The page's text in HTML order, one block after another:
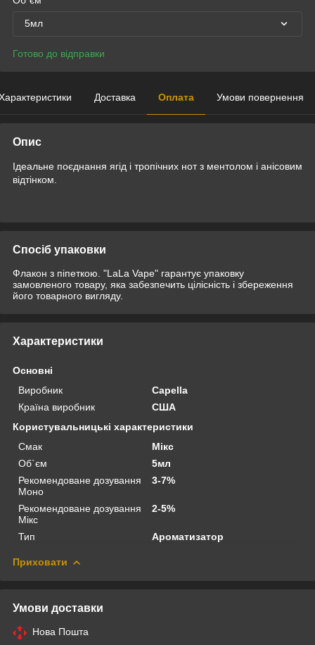
5мл
Готово до відправки
Доставка Оплата Умови повернення
Опис
Ідеальне поєднання ягід і тропічних нот з ментолом і анісовим
відтінком.
Спосіб упаковки
Флакон з піпеткою. "LaLa Vape" гарантує упаковку
замовленого товару, яка забезпечить цілісність і збереження
його товарного вигляду.
Характеристики
Основні
Виробник
Capella
Країна виробник
США
Користувальницькі характеристики
Смак
Мікс
Об`єм
5мл
Рекомендоване дозування
Моно
3-7%
Рекомендоване дозування
Мікс
2-5%
Тип Ароматизатор
Приховати
Умови доставки
Нова Пошта